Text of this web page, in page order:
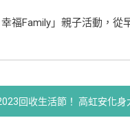
福Family」親子活動，從
回收生活節！ 高虹安化身